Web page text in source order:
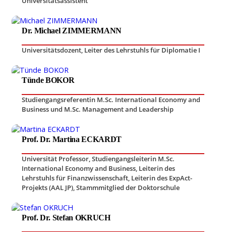
Dr. Michael ZIMMERMANN
Universitätsdozent, Leiter des Lehrstuhls für Diplomatie I
Tünde BOKOR
Studiengangsreferentin M.Sc. International Economy and
Business und M.Sc. Management and Leadership
Prof. Dr. Martina ECKARDT
Universität Professor,Studiengangsleiterin M.Sc.
International Economy and Business, Leiterin des
Lehrstuhls für Finanzwissenschaft, Leiterin des ExpAct-
Projekts (AAL JP),Stammmitglied der Doktorschule
Prof. Dr. Stefan OKRUCH